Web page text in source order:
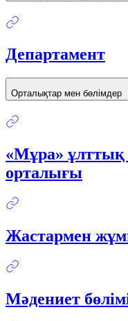
Департамент
Орталықтар мен бөлімдер
«Мұра»
орталығы
Жастармен
Мәдениет